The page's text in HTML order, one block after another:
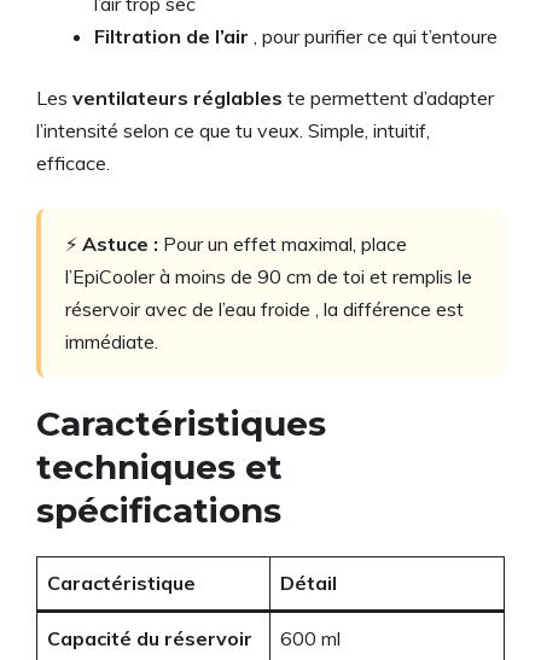
Filtration de l’air , pour purifier ce qui t’entoure
Les ventilateurs réglables te permettent d’adapter
l’intensité selon ce que tu veux. Simple, intuitif,
efficace.
⚡ Astuce : Pour un effet maximal, place
l’EpiCooler à moins de 90 cm de toi et remplis le
réservoir avec de l’eau froide , la différence est
immédiate.
Caractéristiques
techniques et
spécifications
Caractéristique Détail
Capacité du réservoir 600 ml